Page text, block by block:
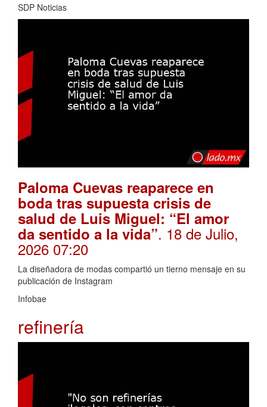
SDP Noticias
Paloma Cuevas reaparece en
boda tras supuesta crisis de
salud de Luis Miguel: “El amor
da sentido a la vida”. 18 de Julio,
2026 07:20
La diseñadora de modas compartió un tierno mensaje en su
publicación de Instagram
Infobae
refinería